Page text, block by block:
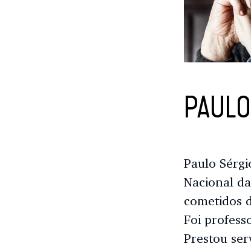
Paulo
Nacional
cometidos
Foi
Prestou